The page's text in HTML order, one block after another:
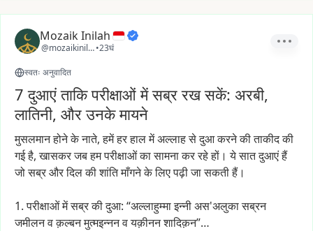
Mozaik Inilah
@mozaikinilah•23घं
स्वतः अनुवादित
7 दुआएं ताकि परीक्षाओं में सब्र रख सकें: अरबी,
लातिनी, और उनके मायने
मुसलमानहोनेकेनाते, हमेंहरहालमेंअल्लाहसेदुआकरनेकीताकीदकी
गईहै, खासकरजबहमपरीक्षाओंकासामनाकररहेहों। येसातदुआएंहैं
जोसब्रऔरदिलकीशांतिमाँगनेकेलिएपढ़ीजासकतीहैं।
1. परीक्षाओंमेंसब्रकीदुआ: “अल्लाहुम्माइन्नीअस'अलुकासब्रन
जमीलनवक़ल्बनमुत्मइन्ननवयक़ीननशादिक़न”…